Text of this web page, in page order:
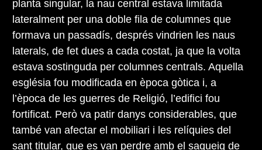
planta singular, la nau central estava limitada
lateralment per una doble fila de columnes que
formava un passadís, després vindrien les naus
laterals, de fet dues a cada costat, ja que la volta
estava sostinguda per columnes centrals. Aquella
església fou modificada en època gòtica i, a
l’època de les guerres de Religió, l’edifici fou
fortificat. Però va patir danys considerables, que
també van afectar el mobiliari i les relíquies del
sant titular, que es van perdre amb el saqueig de